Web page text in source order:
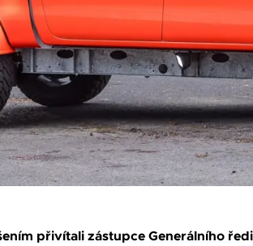
přivítali zástupce Generálního